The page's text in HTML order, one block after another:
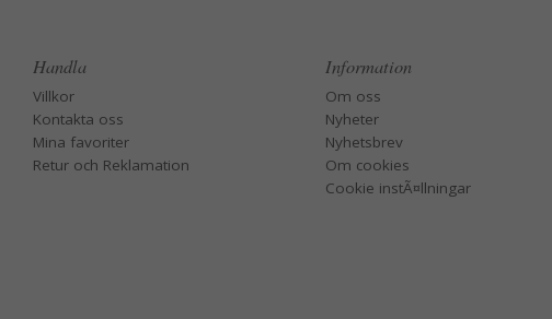
Handla
Villkor
Kontakta oss
Mina favoriter
Retur och Reklamation
Information
Om oss
Nyheter
Nyhetsbrev
Om cookies
Cookie instÃ¤llningar